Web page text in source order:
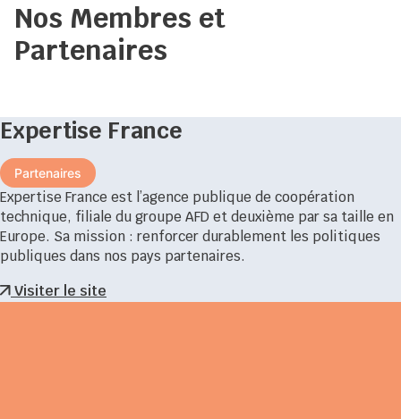
Nos Membres et
Partenaires
Expertise France
Partenaires
Expertise France est l’agence publique de coopération
technique, filiale du groupe AFD et deuxième par sa taille en
Europe. Sa mission : renforcer durablement les politiques
publiques dans nos pays partenaires.
Visiter le site